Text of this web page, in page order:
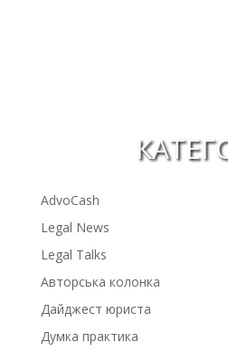
AdvoCash
Legal News
Legal Talks
Авторська колонка
Дайджест юриста
Думка практика